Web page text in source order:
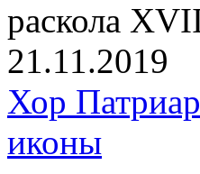
раскола
21.11.2019
Хор
иконы